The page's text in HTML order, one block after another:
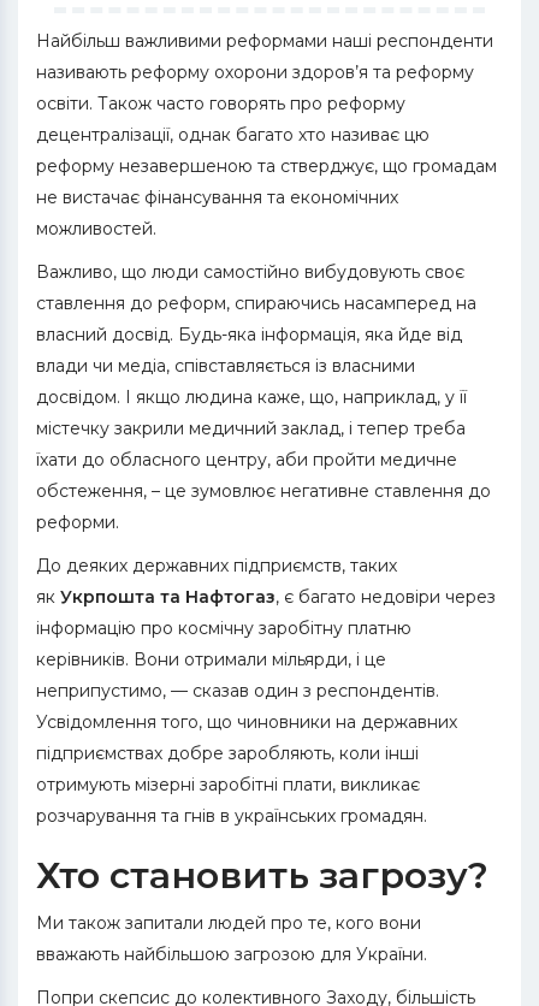
Найбільш важливими реформами наші респонденти
називають реформу охорони здоров’я та реформу
освіти. Також часто говорять про реформу
децентралізації, однак багато хто називає цю
реформу незавершеною та стверджує, що громадам
не вистачає фінансування та економічних
можливостей.
Важливо, що люди самостійно вибудовують своє
ставлення до реформ, спираючись насамперед на
власний досвід. Будь-яка інформація, яка йде від
влади чи медіа, співставляється із власними
досвідом. І якщо людина каже, що, наприклад, у її
містечку закрили медичний заклад, і тепер треба
їхати до обласного центру, аби пройти медичне
обстеження, – це зумовлює негативне ставлення до
реформи.
До деяких державних підприємств, таких
як Укрпошта та Нафтогаз, є багато недовіри через
інформацію про космічну заробітну платню
керівників. Вони отримали мільярди, і це
неприпустимо, — сказав один з респондентів.
Усвідомлення того, що чиновники на державних
підприємствах добре заробляють, коли інші
отримують мізерні заробітні плати, викликає
розчарування та гнів в українських громадян.
Хто становить загрозу?
Ми також запитали людей про те, кого вони
вважають найбільшою загрозою для України.
Попри скепсис до колективного Заходу, більшість